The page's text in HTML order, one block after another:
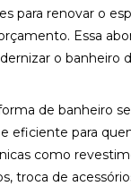
para renovar o
Essa
o banheiro
de banheiro
eficiente para
como
troca de